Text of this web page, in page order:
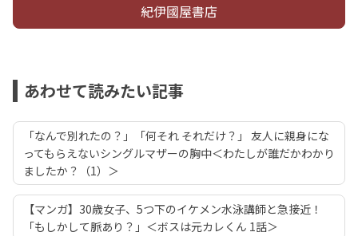
紀伊國屋書店
あわせて読みたい記事
「なんで別れたの？」「何それ それだけ？」 友人に親身にな
ってもらえないシングルマザーの胸中＜わたしが誰だかわかり
ましたか？（1）＞
【マンガ】30歳女子、5つ下のイケメン水泳講師と急接近！
「もしかして脈あり？」＜ボスは元カレくん 1話＞